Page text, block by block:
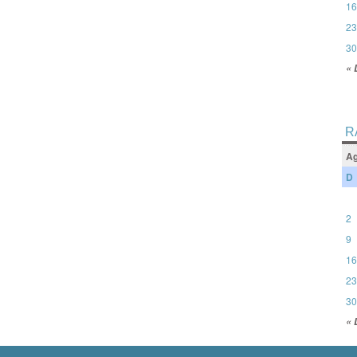
«
16
23
30
D
«
2
9
16
23
30